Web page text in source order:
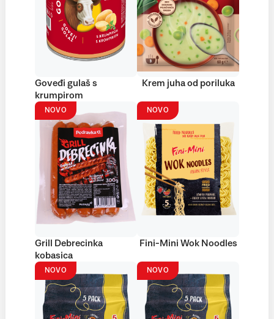
Goveđi gulaš s
krumpirom
Krem juha od poriluka
NOVO
Grill Debrecinka
kobasica
NOVO
Fini-Mini Wok Noodles
NOVO NOVO